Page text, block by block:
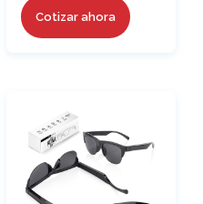
Cotizar ahora